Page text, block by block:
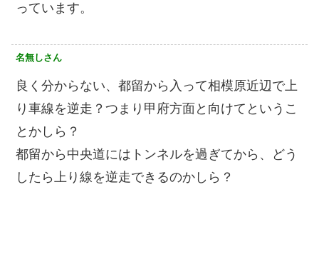
っています。
名無しさん
良く分からない、都留から入って相模原近辺で上
り車線を逆走？つまり甲府方面と向けてというこ
とかしら？
都留から中央道にはトンネルを過ぎてから、どう
したら上り線を逆走できるのかしら？